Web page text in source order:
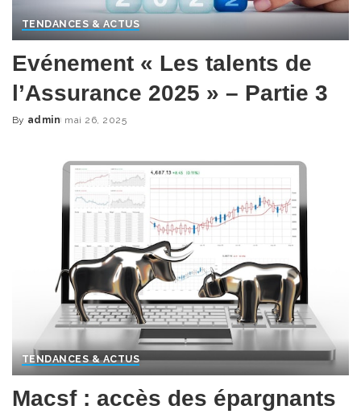
TENDANCES & ACTUS
Evénement « Les talents de
l’Assurance 2025 » – Partie 3
Posted
By admin mai 26, 2025
TENDANCES & ACTUS
Macsf : accès des épargnants